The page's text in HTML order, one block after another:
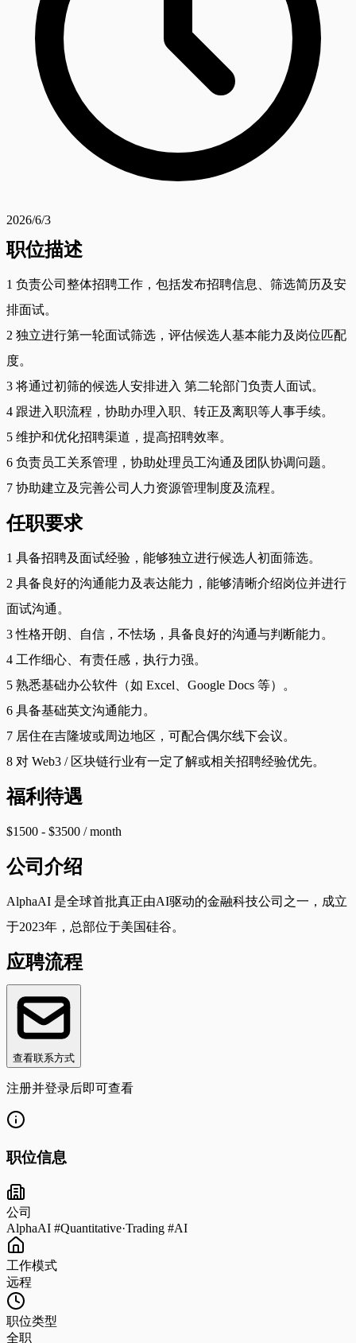
2026/6/3
职位描述
1 负责公司整体招聘工作，包括发布招聘信息、筛选简历及安
排面试。
2 独立进行第一轮面试筛选，评估候选人基本能力及岗位匹配
度。
3 将通过初筛的候选人安排进入 第二轮部门负责人面试。
4 跟进入职流程，协助办理入职、转正及离职等人事手续。
5 维护和优化招聘渠道，提高招聘效率。
6 负责员工关系管理，协助处理员工沟通及团队协调问题。
7 协助建立及完善公司人力资源管理制度及流程。
任职要求
1 具备招聘及面试经验，能够独立进行候选人初面筛选。
2 具备良好的沟通能力及表达能力，能够清晰介绍岗位并进行
面试沟通。
3 性格开朗、自信，不怯场，具备良好的沟通与判断能力。
4 工作细心、有责任感，执行力强。
5 熟悉基础办公软件（如 Excel、Google Docs 等）。
6 具备基础英文沟通能力。
7 居住在吉隆坡或周边地区，可配合偶尔线下会议。
8 对 Web3 / 区块链行业有一定了解或相关招聘经验优先。
福利待遇
$1500 - $3500 / month
公司介绍
AlphaAI 是全球首批真正由AI驱动的金融科技公司之一，成立
于2023年，总部位于美国硅谷。
应聘流程
查看联系方式
注册并登录后即可查看
职位信息
公司
AlphaAI #Quantitative·Trading #AI
工作模式
远程
职位类型
全职